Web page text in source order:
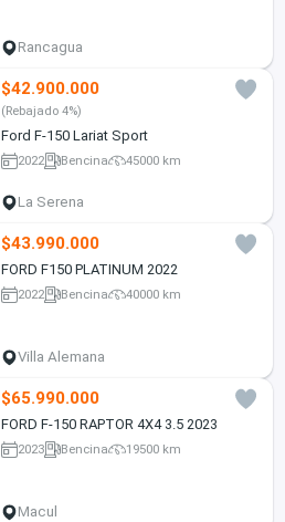
Rancagua
$42.900.000
(Rebajado 4%)
Ford F-150 Lariat Sport
2022 Bencina 45000 km
La Serena
$43.990.000
FORD F150 PLATINUM 2022
2022 Bencina 40000 km
Villa Alemana
$65.990.000
FORD F-150 RAPTOR 4X4 3.5 2023
2023 Bencina 19500 km
Macul